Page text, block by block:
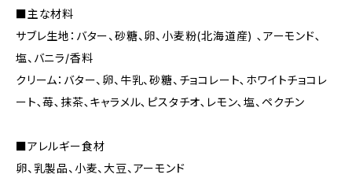
■主な材料
サブレ生地：バター、砂糖、卵、小麦粉(北海道産) ､アーモンド､
塩、バニラ/香料
クリーム：バター、卵、牛乳、砂糖、チョコレート､ホワイトチョコレ
ート､苺､抹茶､キャラメル､ピスタチオ､レモン､塩、ペクチン
■アレルギー食材
卵、乳製品、小麦、大豆、アーモンド